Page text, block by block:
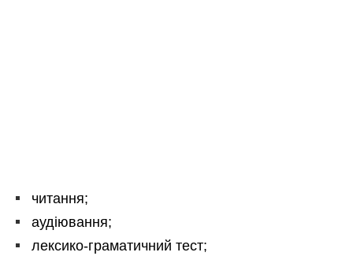
читання;
аудіювання;
лексико-граматичний тест;